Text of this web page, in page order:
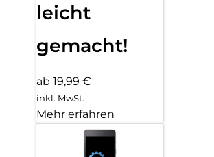
leicht
gemacht!
ab 19,99 €
inkl. MwSt.
Mehr erfahren